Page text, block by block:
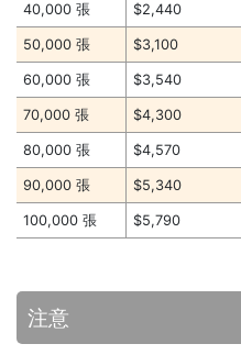
40,000 張 $2,440
50,000 張 $3,100
60,000 張 $3,540
70,000 張 $4,300
80,000 張 $4,570
90,000 張 $5,340
100,000 張 $5,790
注意